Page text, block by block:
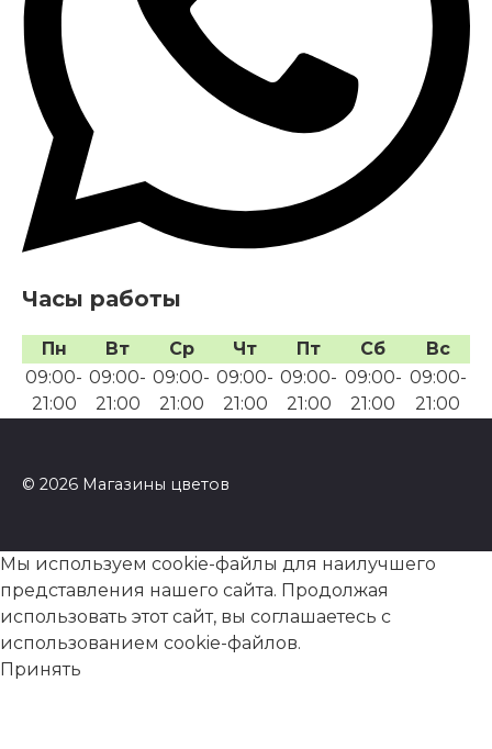
Часы работы
Пн Вт Ср Чт Пт Сб
Вс
09:00-
21:00
09:00-
21:00
09:00-
21:00
09:00-
21:00
09:00-
21:00
09:00-
21:00
09:00-
21:00
© 2026 Магазины цветов
Мы используем cookie-файлы для наилучшего
представления нашего сайта. Продолжая
использовать этот сайт, вы соглашаетесь с
использованием cookie-файлов.
Принять